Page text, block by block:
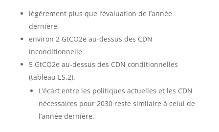
légèrement plus que l’évaluation de l’année
dernière,
environ 2 GtCO2e au-dessus des CDN
inconditionnelle
5 GtCO2e au-dessus des CDN conditionnelles
(tableau ES.2).
L’écart entre les politiques actuelles et les CDN
nécessaires pour 2030 reste similaire à celui de
l’année dernière.